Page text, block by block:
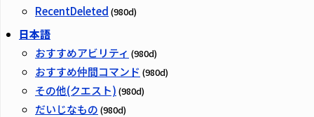
RecentDeleted (980d)
日本語
おすすめアビリティ (980d)
おすすめ仲間コマンド (980d)
その他(クエスト) (980d)
だいじなもの (980d)